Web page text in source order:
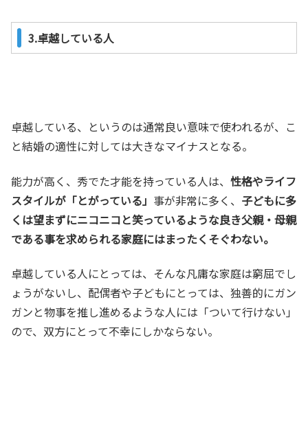
3.卓越している人
卓越している、というのは通常良い意味で使われるが、こ
と結婚の適性に対しては大きなマイナスとなる。
能力が高く、秀でた才能を持っている人は、 性格やライフ
スタイルが「とがっている」 事が非常に多く、 子どもに多
くは望まずにニコニコと笑っているような良き父親・母親
である事を求められる家庭にはまったくそぐわない。
卓越している人にとっては、そんな凡庸な家庭は窮屈でし
ょうがないし、配偶者や子どもにとっては、独善的にガン
ガンと物事を推し進めるような人には「ついて行けない」
ので、双方にとって不幸にしかならない。